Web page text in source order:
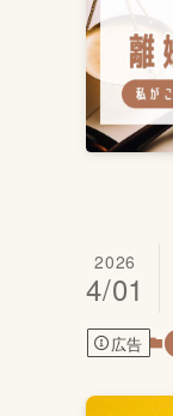
2026
4/01
広告